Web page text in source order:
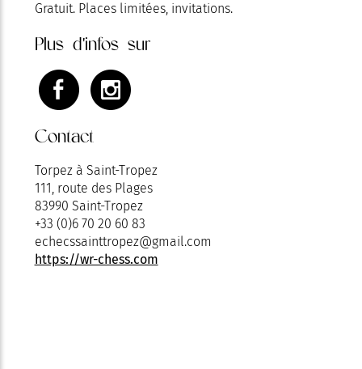
Gratuit. Places limitées, invitations.
Plus d'infos sur
Contact
Torpez à Saint-Tropez
111, route des Plages
83990 Saint-Tropez
+33 (0)6 70 20 60 83
echecssainttropez@gmail.com
https://wr-chess.com